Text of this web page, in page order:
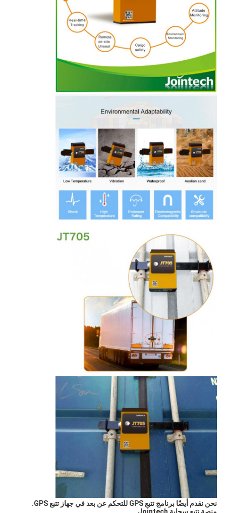
نحن نقدم أيضًا برنامج تتبع GPS للتحكم عن بعد في جهاز تتبع GPS.
منصة تتبع سحابة Jointech.